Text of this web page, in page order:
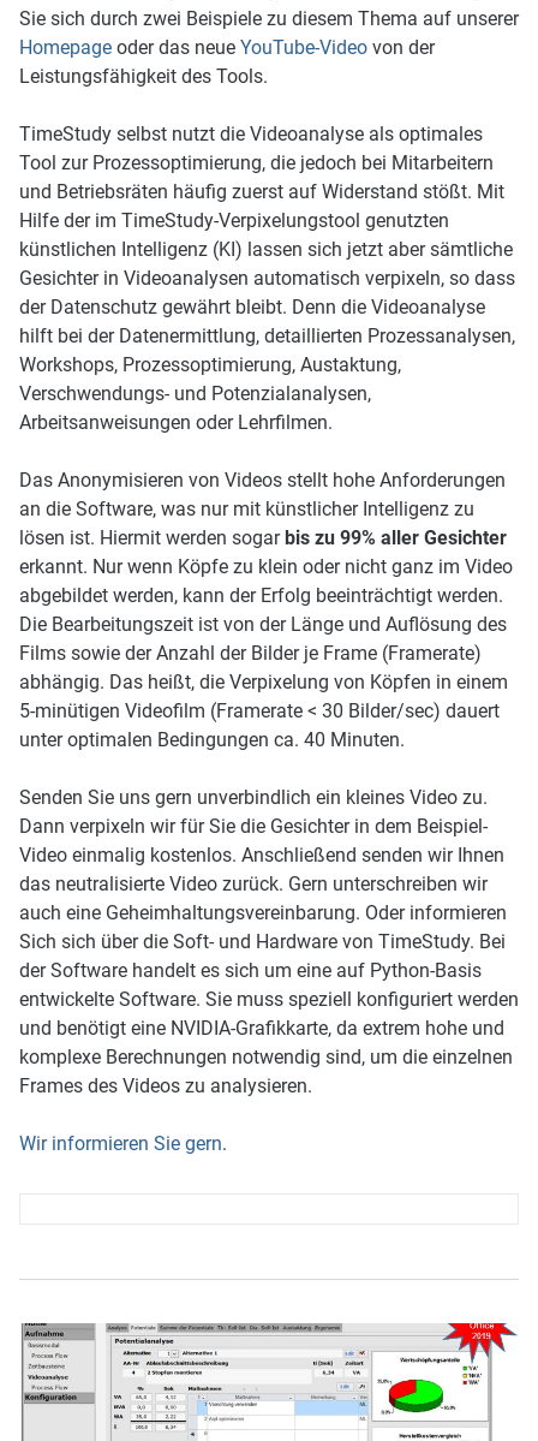
Sie sich durch zwei Beispiele zu diesem Thema auf unserer
Homepageoder das neue YouTube-Videovon der
Leistungsfähigkeit des Tools.
TimeStudy selbst nutzt die Videoanalyse als optimales
Tool zur Prozessoptimierung, die jedoch bei Mitarbeitern
und Betriebsräten häufig zuerst auf Widerstand stößt. Mit
Hilfe der im TimeStudy-Verpixelungstool genutzten
künstlichen Intelligenz (KI) lassen sich jetzt aber sämtliche
Gesichter in Videoanalysen automatisch verpixeln, so dass
der Datenschutz gewährt bleibt. Denn die Videoanalyse
hilft bei der Datenermittlung, detaillierten Prozessanalysen,
Workshops, Prozessoptimierung, Austaktung,
Verschwendungs- und Potenzialanalysen,
Arbeitsanweisungen oder Lehrfilmen.
Das Anonymisieren von Videos stellt hohe Anforderungen
an die Software, was nur mit künstlicher Intelligenz zu
lösen ist. Hiermit werden sogarbis zu 99% aller Gesichter
erkannt. Nur wenn Köpfe zu klein oder nicht ganz im Video
abgebildet werden, kann der Erfolg beeinträchtigt werden.
Die Bearbeitungszeit ist von der Länge und Auflösung des
Films sowie der Anzahl der Bilder je Frame (Framerate)
abhängig. Das heißt, die Verpixelung von Köpfen in einem
5-minütigen Videofilm (Framerate < 30 Bilder/sec) dauert
unter optimalen Bedingungen ca. 40 Minuten.
Senden Sie uns gern unverbindlich ein kleines Video zu.
Dann verpixeln wir für Sie die Gesichter in dem Beispiel-
Video einmalig kostenlos. Anschließend senden wir Ihnen
das neutralisierte Video zurück. Gern unterschreiben wir
auch eine Geheimhaltungsvereinbarung. Oder informieren
Sich sich über die Soft- und Hardware von TimeStudy. Bei
der Software handelt es sich um eine auf Python-Basis
entwickelte Software. Sie muss speziell konfiguriert werden
und benötigt eine NVIDIA-Grafikkarte, da extrem hohe und
komplexe Berechnungen notwendig sind, um die einzelnen
Frames des Videos zu analysieren.
Wir informieren Sie gern.